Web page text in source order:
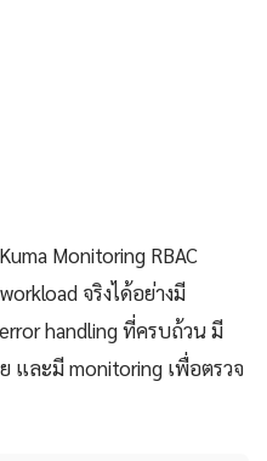
Monitoring RBAC
จริงได้อย่างมี
handling ที่ครบถ้วน มี
และมี monitoring เพื่อตรวจ